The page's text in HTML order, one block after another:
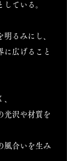
ている。
るみにし、
に広げること
光沢や材質を
風合いを生み